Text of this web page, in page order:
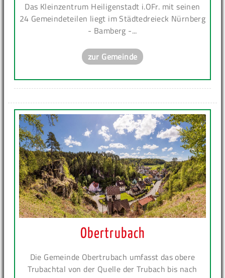
Das Kleinzentrum Heiligenstadt i.OFr. mit seinen
24 Gemeindeteilen liegt im Städtedreieck Nürnberg
- Bamberg -...
zur Gemeinde
Obertrubach
Die Gemeinde Obertrubach umfasst das obere
Trubachtal von der Quelle der Trubach bis nach